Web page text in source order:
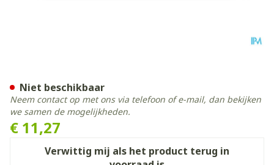
€ 11,27
Verwittig mij als het product terug in
Niet beschikbaar
Neem contact op met ons via telefoon of e-mail, dan bekijken
we samen de mogelijkheden.